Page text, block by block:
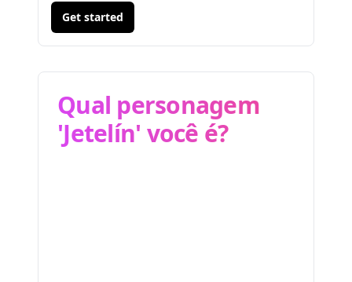
Get started
Qual personagem
'Jetelín' você é?